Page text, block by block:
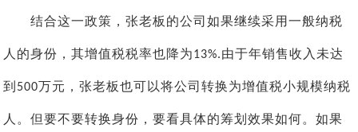
结合这一政策，张老板的公司如果继续采用一般纳税
人的身份，其增值税税率也降为13%.由于年销售收入未达
到 500万元，张老板也可以将公司转换为增值税小规模纳税
人。但要不要转换身份，要看具体的筹划效果如何。如果